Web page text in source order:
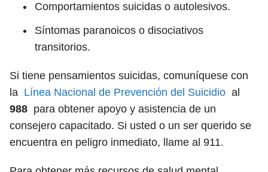
Comportamientos suicidas o autolesivos.
Síntomas paranoicos o disociativos
transitorios.
Si tiene pensamientos suicidas, comuníquese con
la Línea Nacional de Prevención del Suicidio al
988 para obtener apoyo y asistencia de un
consejero capacitado. Si usted o un ser querido se
encuentra en peligro inmediato, llame al 911.